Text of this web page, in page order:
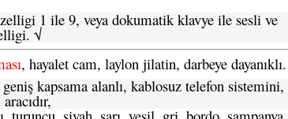
1 ile 9, veya dokumatik klavye ile sesli ve
√
, hayalet cam, laylon jilatin, darbeye dayanıklı.
kapsama alanlı, kablosuz telefon sistemini,